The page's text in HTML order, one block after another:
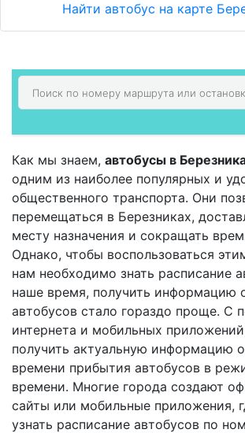
Найти автобус на карте
Как мы знаем, автобусы в
одним из наиболее популярных и
общественного транспорта. Они
перемещаться в Березниках,
месту назначения и сокращать
Однако, чтобы воспользоваться
нам необходимо знать расписание
наше время, получить информацию
автобусов стало гораздо проще. С
интернета и мобильных
получить актуальную информацию
времени прибытия автобусов в
времени. Многие города создают
сайты или мобильные приложения,
узнать расписание автобусов по